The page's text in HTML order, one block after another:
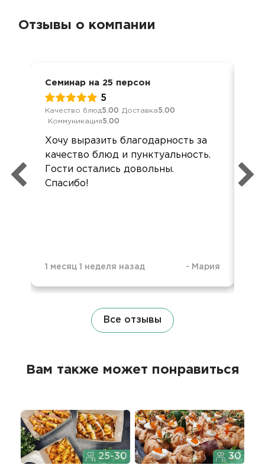
Отзывы о компании
Семинар на 25 персон
5
Качество блюд5.00 Доставка5.00
Коммуникация5.00
Хочу выразить благодарность за
качество блюд и пунктуальность.
Гости остались довольны.
Спасибо!
1 месяц 1 неделя назад - Мария
Все отзывы
Вам также может понравиться
25-30 30